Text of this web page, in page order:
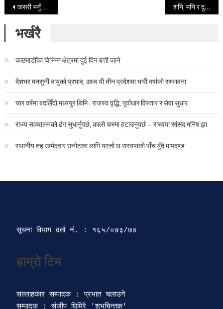
Post navigation
कसरी भनुँ के सोच्दैछु म, न ससुराली न साली भएपछि शनि, मनि र दुश्मनीको राप
भर्खरै
काठमाडौँका विभिन्न क्षेत्रमा दुई दिन बत्ती जाने
देशभर मनसुनी वायुको प्रभाव, आज यी तीन प्रदेशमा भारी वर्षाको सम्भावना
चार वर्षमा बदलिँदो मध्यपुर थिमि : राजस्व वृद्धि, पूर्वाधार विस्तार र सेवा सुधार
राज्य सञ्चालनको ढंग सुधार्नुपर्छ, कालो चस्मा हटाउनुपर्छ – रास्वपा सांसद मनिष झा
स्थानीय तह उम्मेदवार छनोटका लागि यस्तो छ रास्वपाको पाँच बुँदे मापदण्ड
सूचना विभाग दर्ता‍ नं. : १६५/०७३/७४
हाम्रो टिम
सल्लाहकार सम्पादक : प्रभात चलाउने
सम्पादक : संजीप घिमिरे 'शुभचिन्तक'